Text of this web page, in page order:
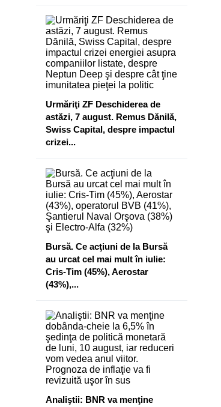
Urmăriţi ZF Deschiderea de
astăzi, 7 august. Remus Dănilă,
Swiss Capital, despre impactul
crizei...
Bursă. Ce acţiuni de la Bursă
au urcat cel mai mult în iulie:
Cris-Tim (45%), Aerostar
(43%),...
Analiştii: BNR va menţine